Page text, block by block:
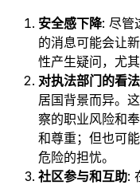
安全感下降: 尽管
的消息可能会让
性产生疑问，尤
对执法部门的看法
居国背景而异。
察的职业风险和
和尊重；但也可
危险的担忧。
社区参与和互助: